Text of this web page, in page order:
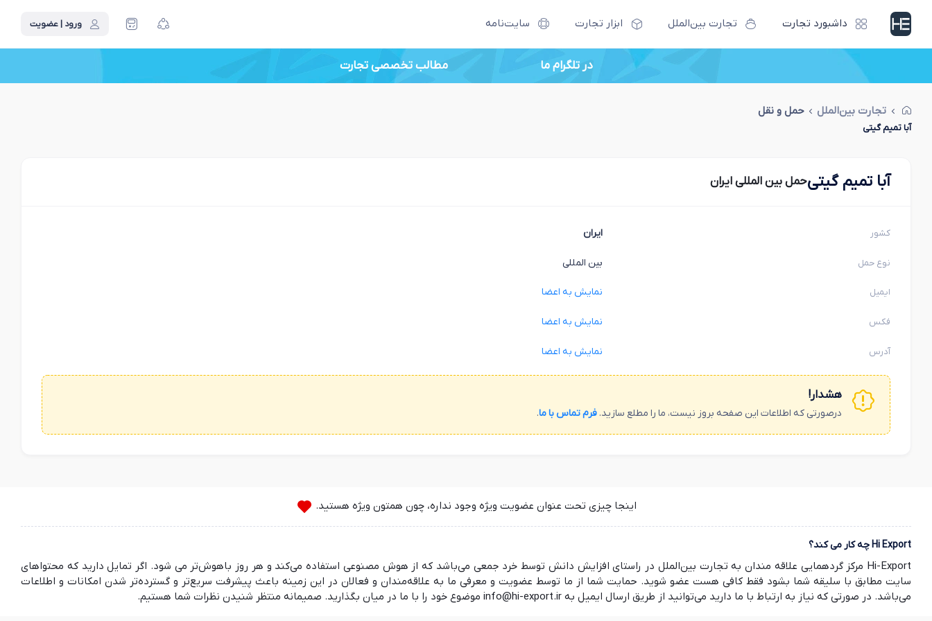
داشبورد تجارت تجارت بین‌الملل ابزار تجارت سایت‌نامه ورود | عضویت
در تلگرام ما مطالب تخصصی تجارت
تجارت بین‌الملل حمل و نقل
آبا تمیم گیتی
آبا تمیم گیتیحمل بین المللی ایران
کشور ایران
نوع حمل بین المللی
ایمیل نمایش به اعضا
فکس نمایش به اعضا
آدرس نمایش به اعضا
هشدار!
درصورتی که اطلاعات این صفحه بروز نیست، ما را مطلع سازید. فرم تماس با ما.
اینجا چیزی تحت عنوان عضویت ویژه وجود نداره، چون همتون ویژه هستید.
Hi Export چه کار می کند؟
Hi-Export مرکز گردهمایی علاقه مندان به تجارت بین‌الملل در راستای افزایش دانش توسط خرد جمعی می‌باشد که از هوش مصنوعی استفاده می‌کند و هر روز باهوش‌تر می شود. اگر تمایل دارید که محتواهای
سایت مطابق با سلیقه شما بشود فقط کافی هست عضو شوید. حمایت شما از ما توسط عضویت و معرفی ما به علاقه‌مندان و فعالان در این زمینه باعث پیشرفت سریع‌تر و گسترده‌تر شدن امکانات و اطلاعات
می‌باشد. در صورتی که نیاز به ارتباط با ما دارید می‌توانید از طریق ارسال ایمیل به info@hi-export.ir موضوع خود را با ما در میان بگذارید. صمیمانه منتظر شنیدن نظرات شما هستیم.